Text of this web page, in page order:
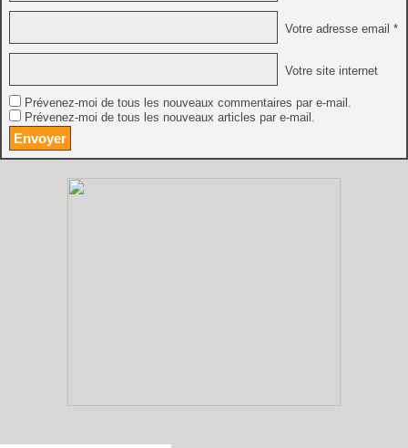
Votre adresse email *
Votre site internet
Prévenez-moi de tous les nouveaux commentaires par e-mail.
Prévenez-moi de tous les nouveaux articles par e-mail.